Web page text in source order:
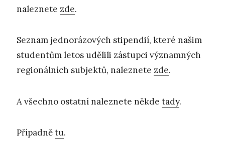
naleznete zde.
Seznam jednorázových stipendií, které našim
studentům letos udělili zástupci významných
regionálních subjektů, naleznete zde.
A všechno ostatní naleznete někde tady.
Případnětu.